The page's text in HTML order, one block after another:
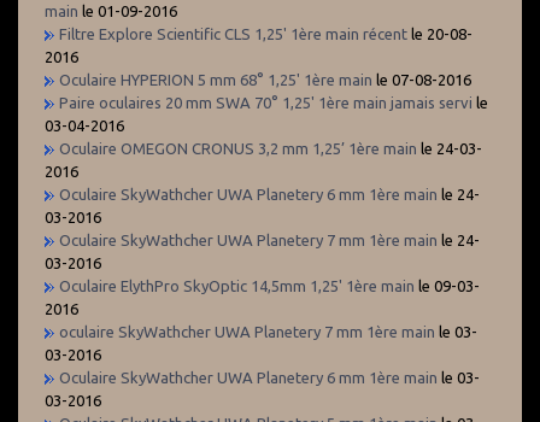
main le 01-09-2016
Filtre Explore Scientific CLS 1,25' 1ère main récent le 20-08-
2016
Oculaire HYPERION 5 mm 68° 1,25' 1ère main le 07-08-2016
Paire oculaires 20 mm SWA 70° 1,25' 1ère main jamais servi le
03-04-2016
Oculaire OMEGON CRONUS 3,2 mm 1,25’ 1ère main le 24-03-
2016
Oculaire SkyWathcher UWA Planetery 6 mm 1ère main le 24-
03-2016
Oculaire SkyWathcher UWA Planetery 7 mm 1ère main le 24-
03-2016
Oculaire ElythPro SkyOptic 14,5mm 1,25' 1ère main le 09-03-
2016
oculaire SkyWathcher UWA Planetery 7 mm 1ère main le 03-
03-2016
Oculaire SkyWathcher UWA Planetery 6 mm 1ère main le 03-
03-2016